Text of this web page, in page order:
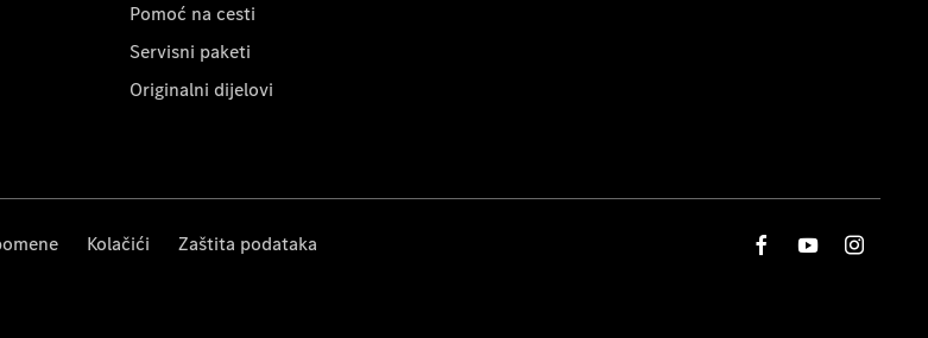
Pomoć na cesti
Servisni paketi
Originalni dijelovi
Kolačići Zaštita podataka